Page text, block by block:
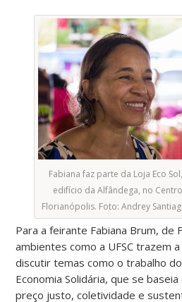
Fabiana faz parte da Loja Eco
edifício da Alfândega, no
Florianópolis. Foto: Andrey
Para a feirante Fabiana Brum, de
ambientes como a UFSC trazem
discutir temas como o trabalho
Economia Solidária, que se
preço justo, coletividade e